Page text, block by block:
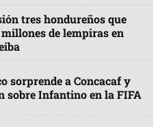
tres hondureños que
de lempiras en
sorprende a Concacaf y
sobre Infantino en la FIFA